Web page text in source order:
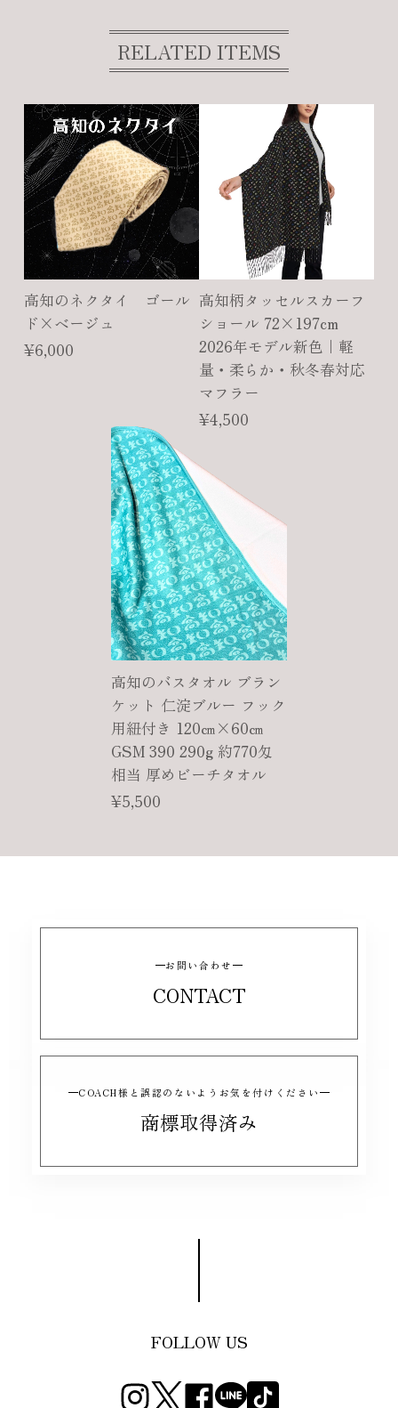
RELATED ITEMS
高知のネクタイ ゴール
ド×ベージュ
¥6,000
高知柄タッセルスカーフ
ショール 72×197cm
2026年モデル新色｜軽
量・柔らか・秋冬春対応
マフラー
¥4,500
高知のバスタオル ブラン
ケット 仁淀ブルー フック
用紐付き 120㎝×60㎝
GSM 390 290g 約770匁
相当 厚めビーチタオル
¥5,500
お問い合わせ
CONTACT
COACH様と誤認のないようお気を付けください
商標取得済み
FOLLOW US